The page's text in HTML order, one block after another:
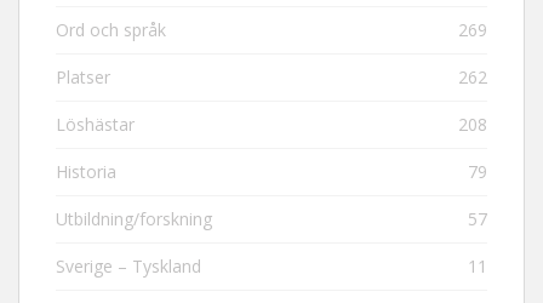
Ord och språk 269
Platser 262
Löshästar 208
Historia 79
Utbildning/forskning 57
Sverige – Tyskland 11